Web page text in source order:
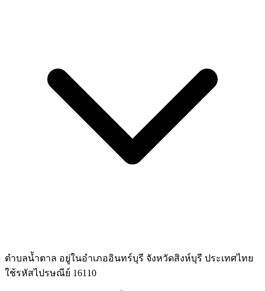
ตำบลน้ำตาล อยู่ในอำเภออินทร์บุรี จังหวัดสิงห์บุรี ประเทศไทย
ใช้รหัสไปรษณีย์ 16110